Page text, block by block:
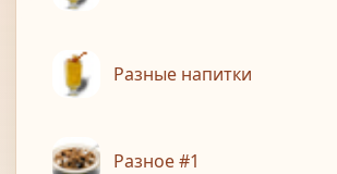
Разные напитки
Разное #1